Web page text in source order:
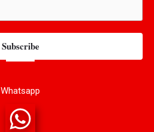
Subscribe
Whatsapp